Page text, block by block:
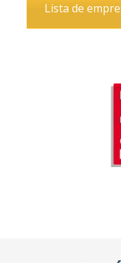
Lista de